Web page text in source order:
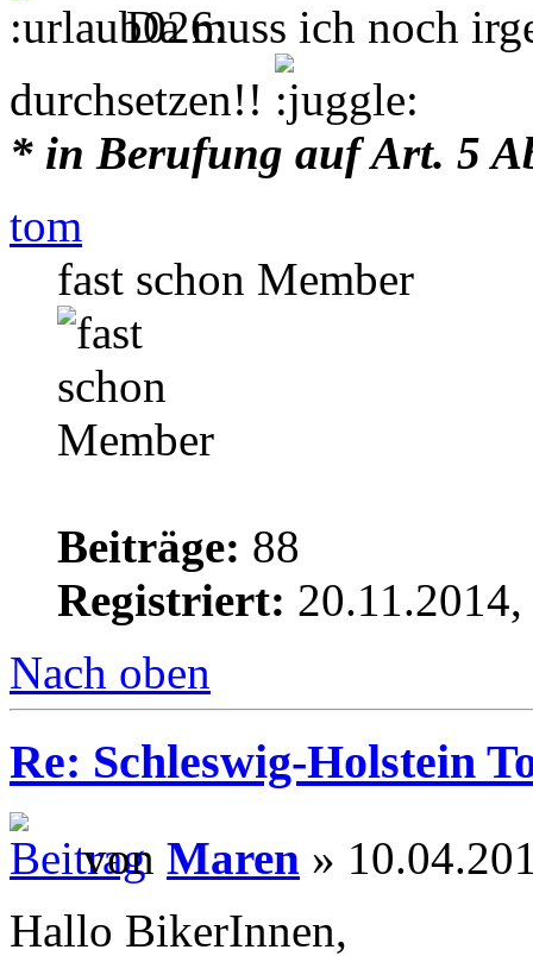
Da muss ich noch
durchsetzen!!
* in Berufung auf Art. 5
tom
fast schon Member
Beiträge: 88
Registriert:
Nach oben
Re: Schleswig-Holstein
von Maren »
Hallo BikerInnen,